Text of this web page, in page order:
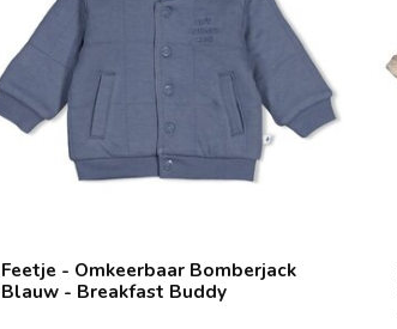
Feetje - Omkeerbaar Bomberjack
Blauw - Breakfast Buddy